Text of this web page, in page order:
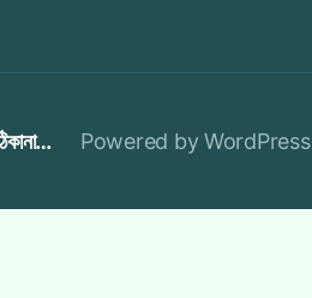
Powered by WordPress